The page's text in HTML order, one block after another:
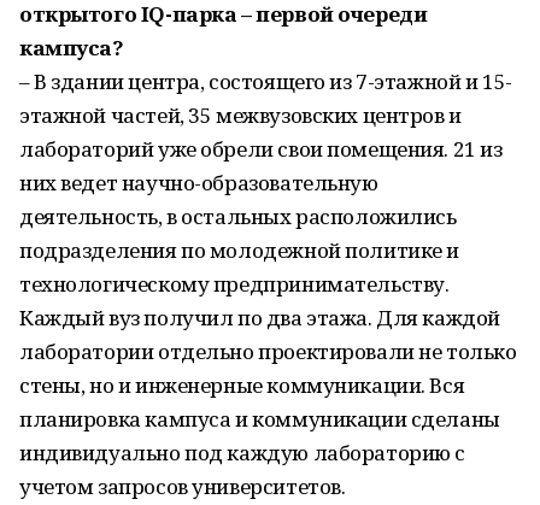
открытого IQ-парка – первой очереди
кампуса?
– В здании центра, состоящего из 7-этажной и 15-
этажной частей, 35 межвузовских центров и
лабораторий уже обрели свои помещения. 21 из
них ведет научно-образовательную
деятельность, в остальных расположились
подразделения по молодежной политике и
технологическому предпринимательству.
Каждый вуз получил по два этажа. Для каждой
лаборатории отдельно проектировали не только
стены, но и инженерные коммуникации. Вся
планировка кампуса и коммуникации сделаны
индивидуально под каждую лабораторию с
учетом запросов университетов.